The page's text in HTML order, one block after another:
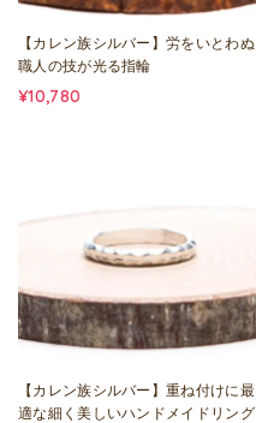
【カレン族シルバー】労をいとわぬ
職人の技が光る指輪
¥10,780
【カレン族シルバー】重ね付けに最
適な細く美しいハンドメイドリング